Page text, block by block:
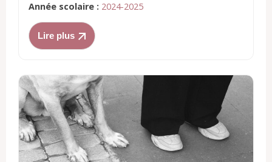
Année scolaire : 2024-2025
Lire plus